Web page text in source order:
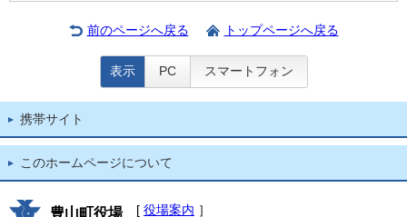
前のページへ戻る トップページへ戻る
表示 PC スマートフォン
携帯サイト
このホームページについて
豊山町役場 [ 役場案内 ］